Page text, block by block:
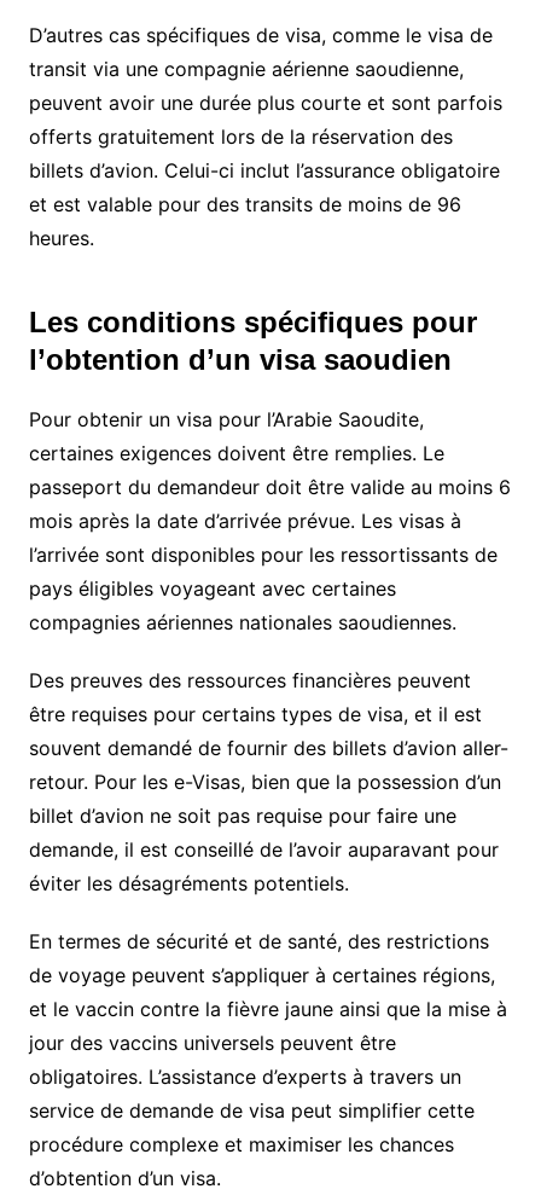
D’autres cas spécifiques de visa, comme le visa de
transit via une compagnie aérienne saoudienne,
peuvent avoir une durée plus courte et sont parfois
offerts gratuitement lors de la réservation des
billets d’avion. Celui-ci inclut l’assurance obligatoire
et est valable pour des transits de moins de 96
heures.
Les conditions spécifiques pour
l’obtention d’un visa saoudien
Pour obtenir un visa pour l’Arabie Saoudite,
certaines exigences doivent être remplies. Le
passeport du demandeur doit être valide au moins 6
mois après la date d’arrivée prévue. Les visas à
l’arrivée sont disponibles pour les ressortissants de
pays éligibles voyageant avec certaines
compagnies aériennes nationales saoudiennes.
Des preuves des ressources financières peuvent
être requises pour certains types de visa, et il est
souvent demandé de fournir des billets d’avion aller-
retour. Pour les e-Visas, bien que la possession d’un
billet d’avion ne soit pas requise pour faire une
demande, il est conseillé de l’avoir auparavant pour
éviter les désagréments potentiels.
En termes de sécurité et de santé, des restrictions
de voyage peuvent s’appliquer à certaines régions,
et le vaccin contre la fièvre jaune ainsi que la mise à
jour des vaccins universels peuvent être
obligatoires. L’assistance d’experts à travers un
service de demande de visa peut simplifier cette
procédure complexe et maximiser les chances
d’obtention d’un visa.